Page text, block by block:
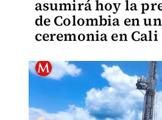
asumirá hoy la
de Colombia en
ceremonia en Cali